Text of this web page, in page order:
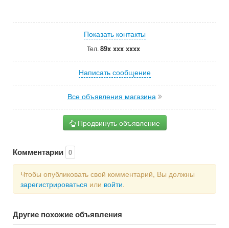
Показать контакты
Тел. 89x xxx xxxx
Написать сообщение
Все объявления магазина
Продвинуть объявление
Комментарии 0
Чтобы опубликовать свой комментарий, Вы должны
зарегистрироваться или войти.
Другие похожие объявления